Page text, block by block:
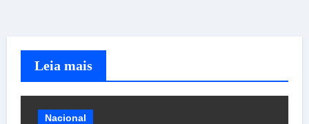
Leia mais
Nacional